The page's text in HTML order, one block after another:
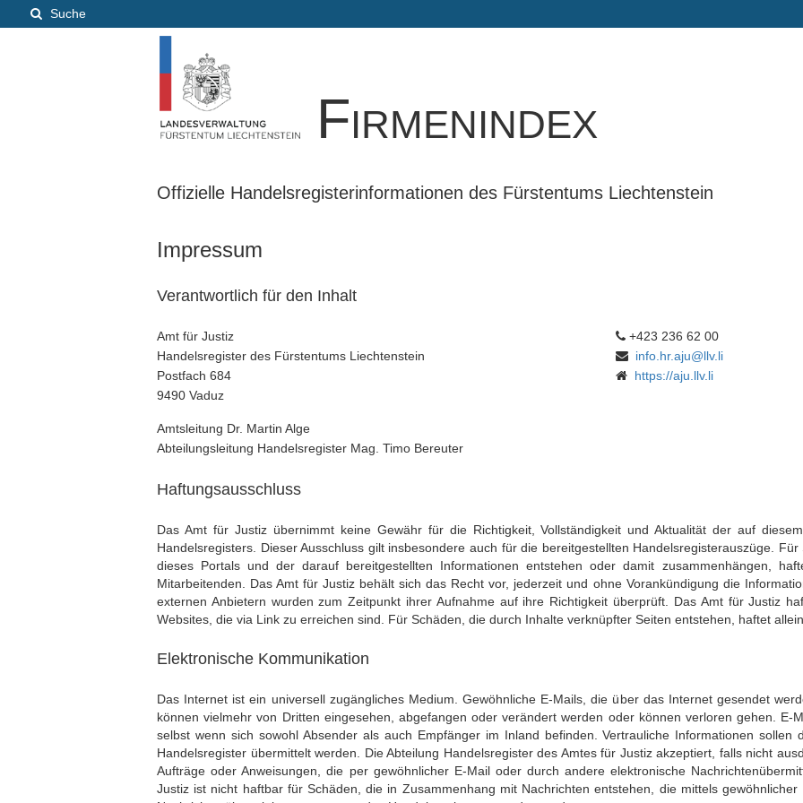
Suche
Firmenindex
Offizielle Handelsregisterinformationen des Fürstentums Liechtenstein
Impressum
Verantwortlich für den Inhalt
Amt für Justiz
Handelsregister des Fürstentums Liechtenstein
Postfach 684
9490 Vaduz
+423 236 62 00
info.hr.aju@llv.li
https://aju.llv.li
Amtsleitung Dr. Martin Alge
Abteilungsleitung Handelsregister Mag. Timo Bereuter
Haftungsausschluss
Das Amt für Justiz übernimmt keine Gewähr für die Richtigkeit, Vollständigkeit und Aktualität der auf
Handelsregisters. Dieser Ausschluss gilt insbesondere auch für die bereitgestellten Handelsregisterauszüge.
dieses Portals und der darauf bereitgestellten Informationen entstehen oder damit zusammenhängen,
Mitarbeitenden. Das Amt für Justiz behält sich das Recht vor, jederzeit und ohne Vorankündigung die
externen Anbietern wurden zum Zeitpunkt ihrer Aufnahme auf ihre Richtigkeit überprüft. Das Amt für Justiz
Websites, die via Link zu erreichen sind. Für Schäden, die durch Inhalte verknüpfter Seiten entstehen, haftet
Elektronische Kommunikation
Das Internet ist ein universell zugängliches Medium. Gewöhnliche E-Mails, die über das Internet gesendet
können vielmehr von Dritten eingesehen, abgefangen oder verändert werden oder können verloren gehen. E-
selbst wenn sich sowohl Absender als auch Empfänger im Inland befinden. Vertrauliche Informationen
Handelsregister übermittelt werden. Die Abteilung Handelsregister des Amtes für Justiz akzeptiert, falls nicht
Aufträge oder Anweisungen, die per gewöhnlicher E-Mail oder durch andere elektronische
Justiz ist nicht haftbar für Schäden, die in Zusammenhang mit Nachrichten entstehen, die mittels